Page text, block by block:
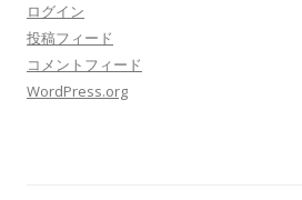
ログイン
投稿フィード
コメントフィード
WordPress.org